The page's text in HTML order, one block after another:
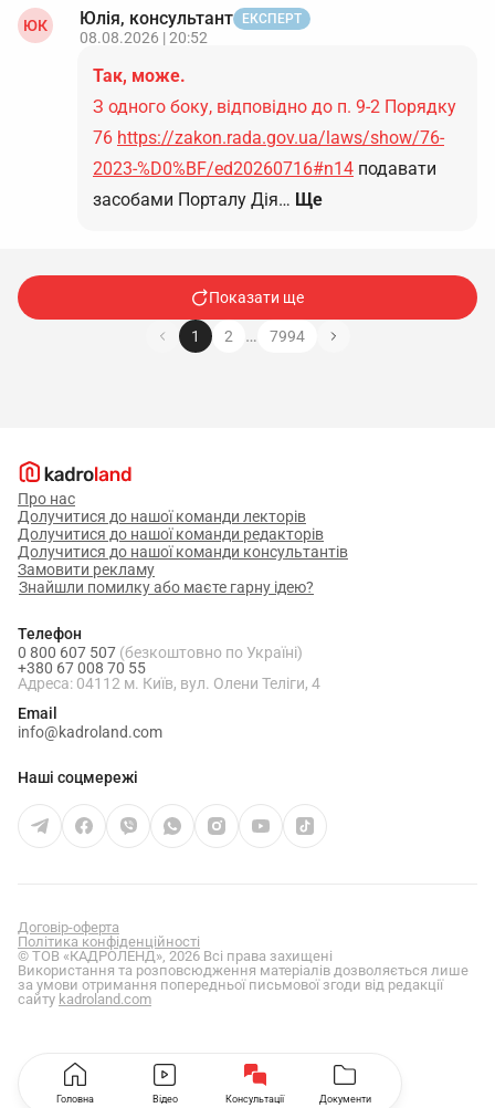
ЮК Юлія, консультант ЕКСПЕРТ
08.08.2026 | 20:52
Так, може.
З одного боку, відповідно до п. 9-2 Порядку
76 https://zakon.rada.gov.ua/laws/show/76-
2023-%D0%BF/ed20260716#n14 подавати
засобами Порталу Дія… Ще
Показати ще
1 2 … 7994
Про нас
Долучитися до нашої команди лекторів
Долучитися до нашої команди редакторів
Долучитися до нашої команди консультантів
Замовити рекламу
Знайшли помилку або маєте гарну ідею?
Телефон
0 800 607 507 (безкоштовно по Україні)
+380 67 008 70 55
Адреса: 04112 м. Київ, вул. Олени Теліги, 4
Email
info@kadroland.com
Наші соцмережі
Договір-оферта
Політика конфіденційності
© ТОВ «КАДРОЛЕНД», 2026 Всі права захищені
Використання та розповсюдження матеріалів дозволяється лише
за умови отримання попередньої письмової згоди від редакції
сайту kadroland.com
Головна Відео Консультації Документи